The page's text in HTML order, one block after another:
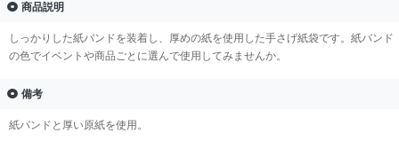
商品説明
しっかりした紙バンドを装着し、厚めの紙を使用した手さげ紙袋です。紙バンド
の色でイベントや商品ごとに選んで使用してみませんか。
備考
紙バンドと厚い原紙を使用。